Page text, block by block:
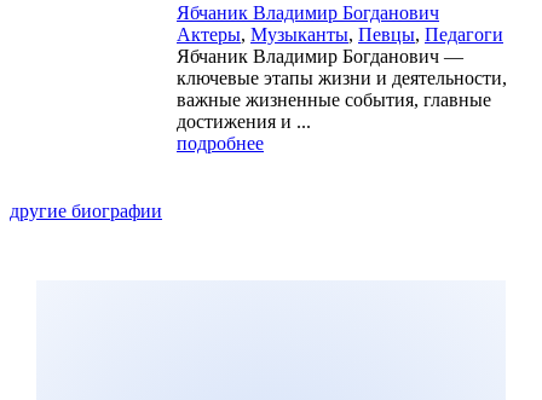
Ябчаник Владимир Богданович
Актеры, Музыканты, Певцы, Педагоги
Ябчаник Владимир Богданович —
ключевые этапы жизни и деятельности,
важные жизненные события, главные
достижения и ...
подробнее
другие биографии